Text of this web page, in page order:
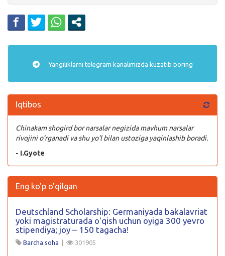
Yangiliklarni telegram kanalimizda kuzatib boring
Iqtibos
Chinakam shogird bor narsalar negizida mavhum narsalar
rivojini o’rganadi va shu yo’l bilan ustoziga yaqinlashib boradi.
- I.Gyote
Eng ko'p o'qilgan
Deutschland Scholarship: Germaniyada bakalavriat
yoki magistraturada oʻqish uchun oyiga 300 yevro
stipendiya; joy – 150 tagacha!
Barcha soha | 301905